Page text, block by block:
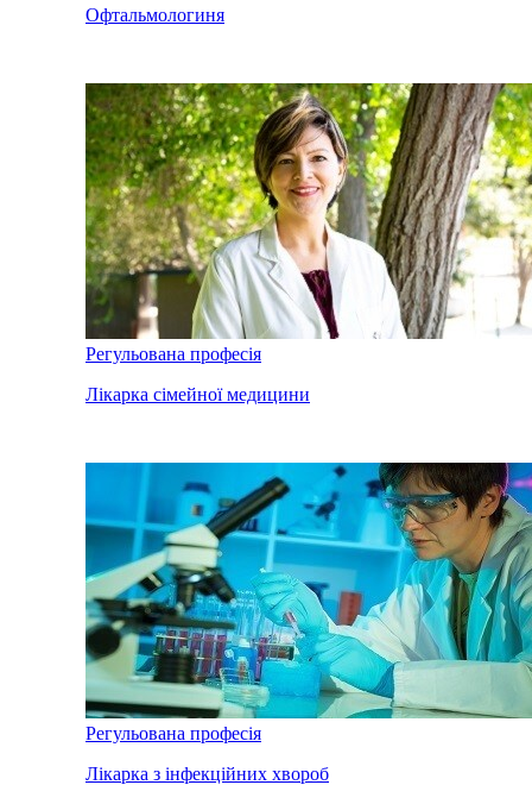
Офтальмологиня
Регульована професія
Лікарка сімейної медицини
Регульована професія
Лікарка з інфекційних хвороб